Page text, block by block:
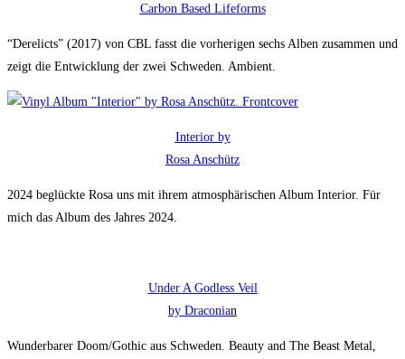
Carbon Based Lifeforms
“Derelicts” (2017) von CBL fasst die vorherigen sechs Alben zusammen und
zeigt die Entwicklung der zwei Schweden. Ambient.
Interior by
Rosa Anschütz
2024 beglückte Rosa uns mit ihrem atmosphärischen Album Interior. Für
mich das Album des Jahres 2024.
Under A Godless Veil
by Draconian
Wunderbarer Doom/Gothic aus Schweden. Beauty and The Beast Metal,